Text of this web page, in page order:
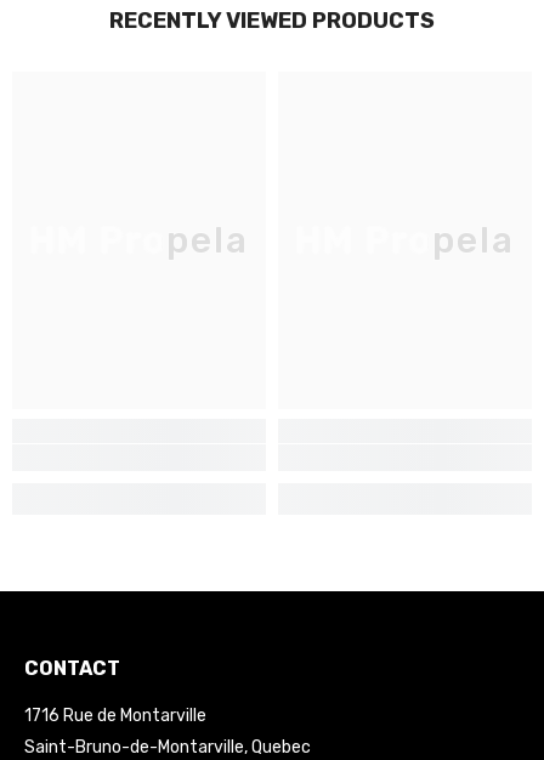
RECENTLY VIEWED PRODUCTS
HM Propela HM Propela
CONTACT
1716 Rue de Montarville
Saint-Bruno-de-Montarville, Quebec